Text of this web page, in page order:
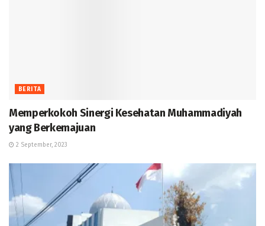
BERITA
Memperkokoh Sinergi Kesehatan Muhammadiyah
yang Berkemajuan
2 September, 2023